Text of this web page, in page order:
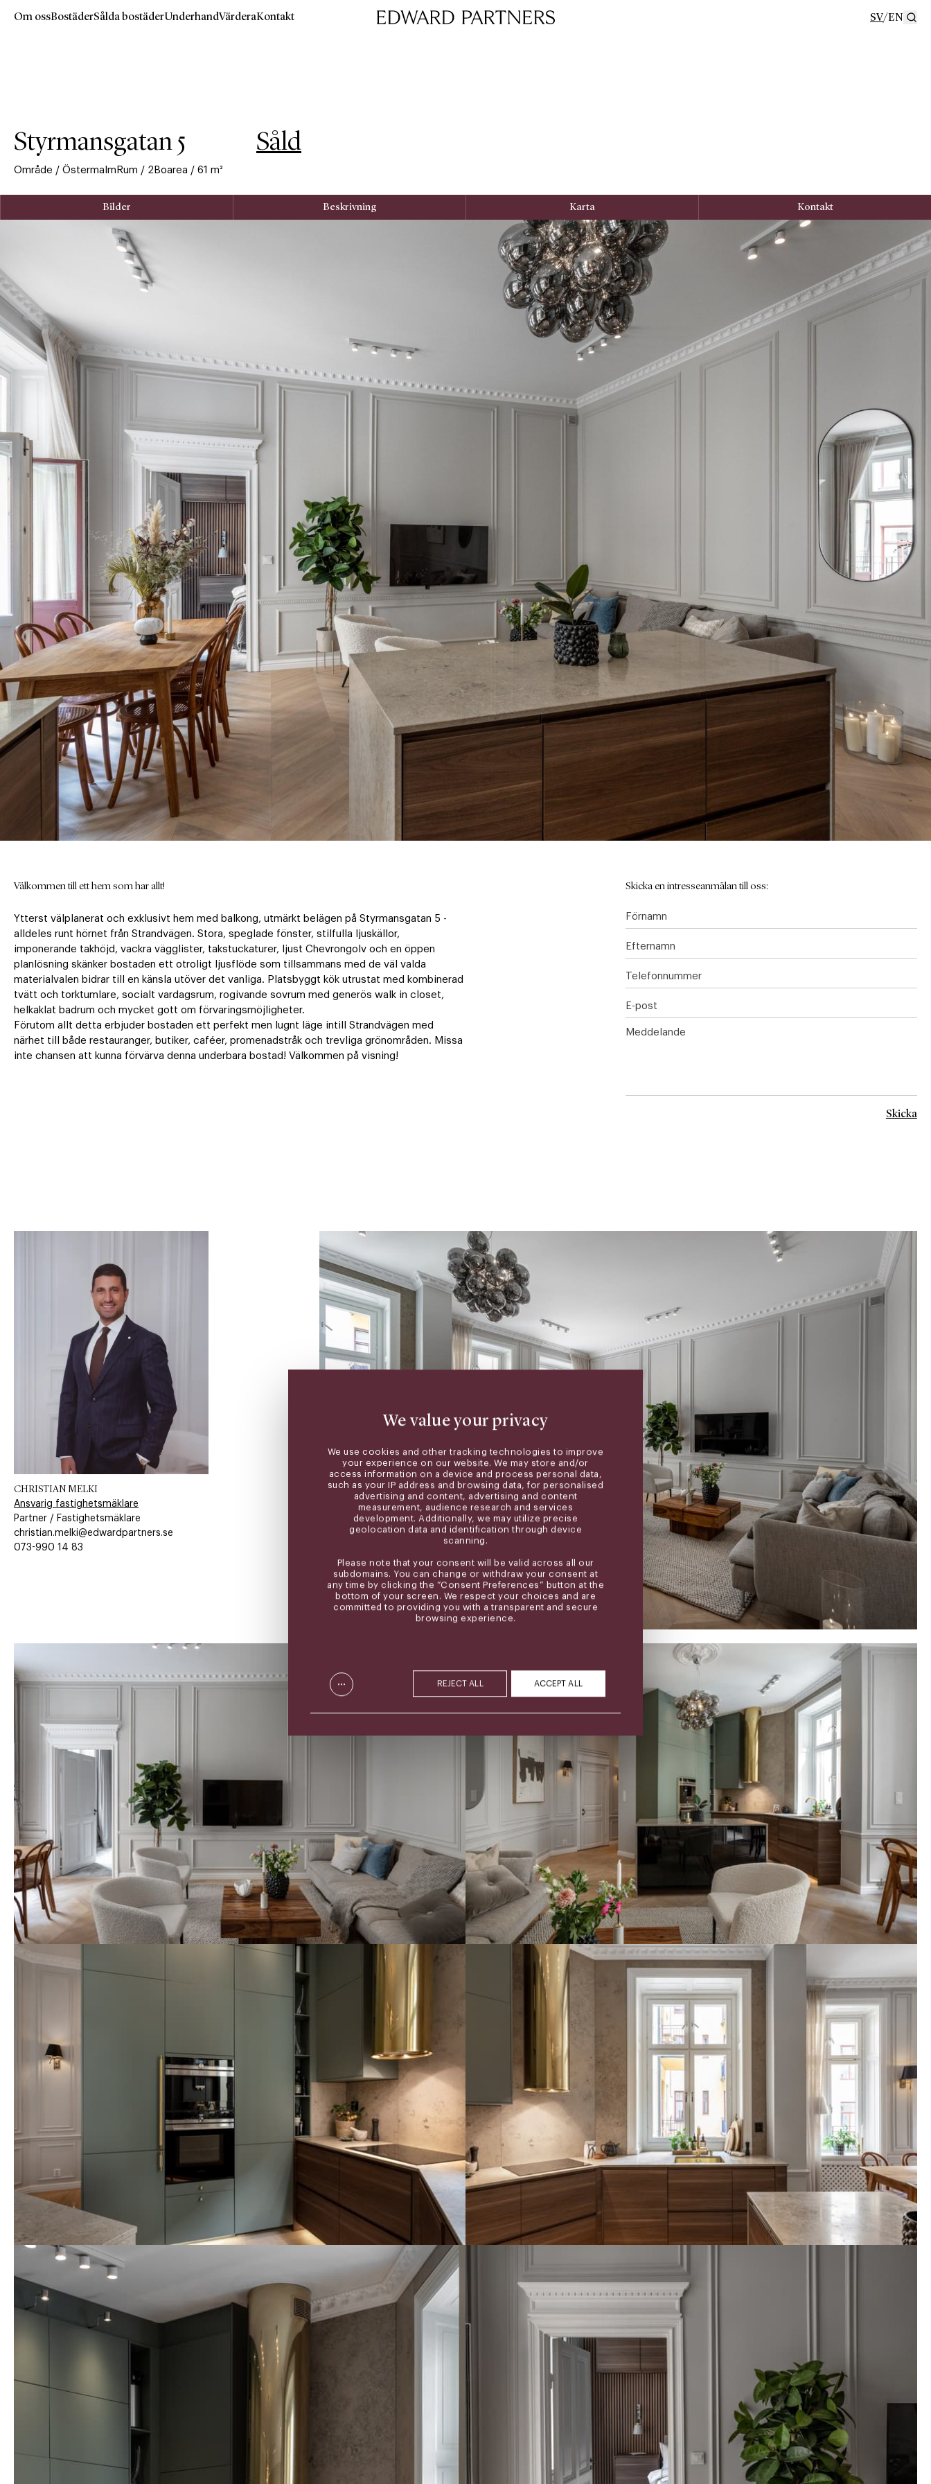
We value your privacy
We use cookies and other tracking technologies to improve
your experience on our website. We may store and/or
access information on a device and process personal data,
such as your IP address and browsing data, for personalised
advertising and content, advertising and content
measurement, audience research and services
development. Additionally, we may utilize precise
geolocation data and identification through device
scanning.
Please note that your consent will be valid across all our
subdomains. You can change or withdraw your consent at
any time by clicking the “Consent Preferences” button at the
bottom of your screen. We respect your choices and are
committed to providing you with a transparent and secure
browsing experience.
... REJECT ALL ACCEPT ALL
Om ossBostäderSålda bostäderUnderhandVärderaKontakt Edward & Partners SV/EN
Styrmansgatan 5
Område / Östermalm Rum / 2 Boarea / 61 m²
Såld
Bilder Beskrivning Karta Kontakt
Välkommen till ett hem som har allt!
Ytterst välplanerat och exklusivt hem med balkong, utmärkt belägen på Styrmansgatan 5 -
alldeles runt hörnet från Strandvägen. Stora, speglade fönster, stilfulla ljuskällor,
imponerande takhöjd, vackra vägglister, takstuckaturer, ljust Chevrongolv och en öppen
planlösning skänker bostaden ett otroligt ljusflöde som tillsammans med de väl valda
materialvalen bidrar till en känsla utöver det vanliga. Platsbyggt kök utrustat med kombinerad
tvätt och torktumlare, socialt vardagsrum, rogivande sovrum med generös walk in closet,
helkaklat badrum och mycket gott om förvaringsmöjligheter.
Förutom allt detta erbjuder bostaden ett perfekt men lugnt läge intill Strandvägen med
närhet till både restauranger, butiker, caféer, promenadstråk och trevliga grönområden. Missa
inte chansen att kunna förvärva denna underbara bostad! Välkommen på visning!
Skicka en intresseanmälan till oss:
Förnamn
Efternamn
Telefonnummer
E-post
Meddelande
Skicka
CHRISTIAN MELKI
Ansvarig fastighetsmäklare
Partner / Fastighetsmäklare
christian.melki@edwardpartners.se
073-990 14 83